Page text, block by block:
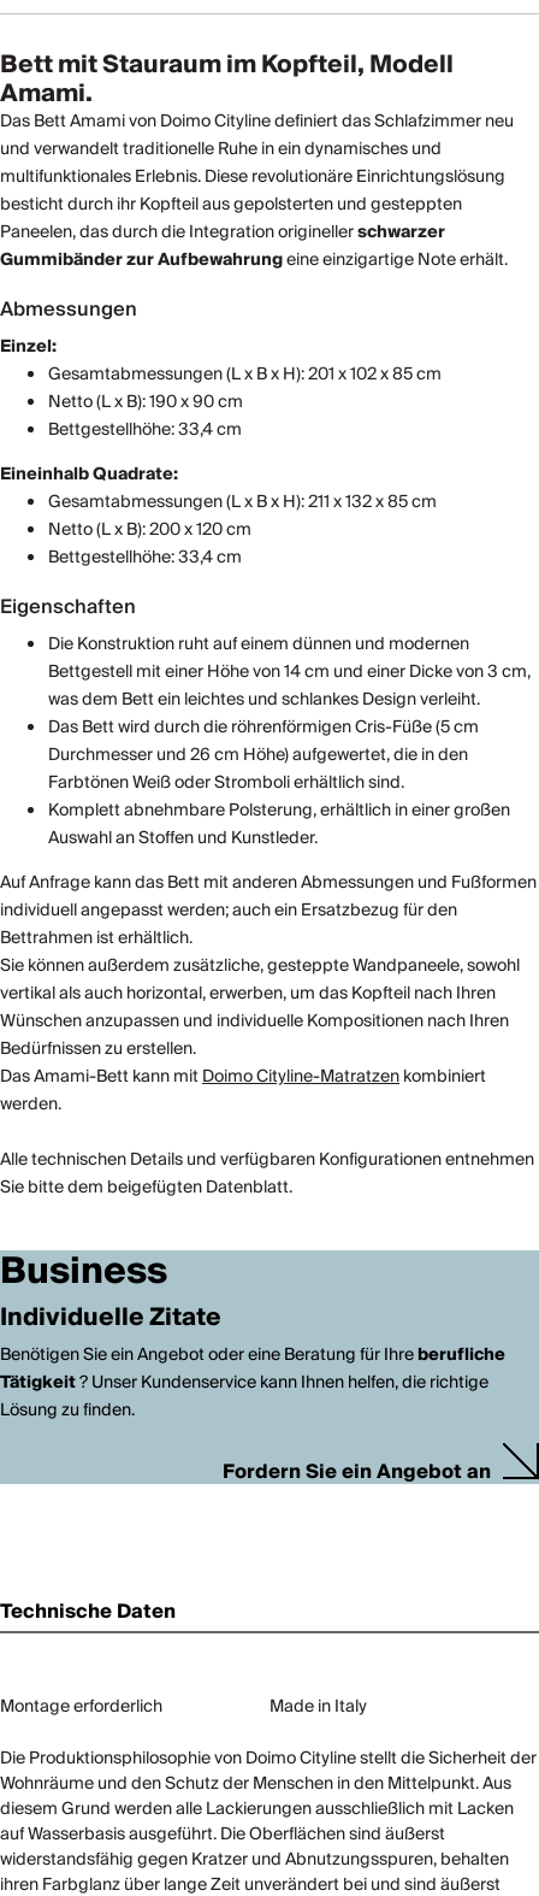
Bett mit Stauraum im Kopfteil, Modell
Amami.
Das Bett Amami von Doimo Cityline definiert das Schlafzimmer neu
und verwandelt traditionelle Ruhe in ein dynamisches und
multifunktionales Erlebnis. Diese revolutionäre Einrichtungslösung
besticht durch ihr Kopfteil aus gepolsterten und gesteppten
Paneelen, das durch die Integration originellerschwarzer
Gummibänder zur Aufbewahrungeine einzigartige Note erhält.
Abmessungen
Einzel:
Gesamtabmessungen (L x B x H): 201 x 102 x 85 cm
Netto (L x B): 190 x 90 cm
Bettgestellhöhe: 33,4 cm
Eineinhalb Quadrate:
Gesamtabmessungen (L x B x H): 211 x 132 x 85 cm
Netto (L x B): 200 x 120 cm
Bettgestellhöhe: 33,4 cm
Eigenschaften
Die Konstruktion ruht auf einem dünnen und modernen
Bettgestell mit einer Höhe von 14 cm und einer Dicke von 3 cm,
was dem Bett ein leichtes und schlankes Design verleiht.
Das Bett wird durch die röhrenförmigen Cris-Füße (5 cm
Durchmesser und 26 cm Höhe) aufgewertet, die in den
Farbtönen Weiß oder Stromboli erhältlich sind.
Komplett abnehmbare Polsterung, erhältlich in einer großen
Auswahl an Stoffen und Kunstleder.
Auf Anfrage kann das Bett mit anderen Abmessungen und Fußformen
individuell angepasst werden; auch ein Ersatzbezug für den
Bettrahmen ist erhältlich.
Sie können außerdem zusätzliche, gesteppte Wandpaneele, sowohl
vertikal als auch horizontal, erwerben, um das Kopfteil nach Ihren
Wünschen anzupassen und individuelle Kompositionen nach Ihren
Bedürfnissen zu erstellen.
Das Amami-Bett kann mitDoimo Cityline-Matratzenkombiniert
werden.
Alle technischen Details und verfügbaren Konfigurationen entnehmen
Sie bitte dem beigefügten Datenblatt.
Business
Individuelle Zitate
Benötigen Sie ein Angebot oder eine Beratung für Ihreberufliche
Tätigkeit? Unser Kundenservice kann Ihnen helfen, die richtige
Lösung zu finden.
Fordern Sie ein Angebot an
Technische Daten
Montage erforderlich
Made in Italy
Die Produktionsphilosophie von Doimo Cityline stellt die Sicherheit der
Wohnräume und den Schutz der Menschen in den Mittelpunkt. Aus
diesem Grund werden alle Lackierungen ausschließlich mit Lacken
auf Wasserbasis ausgeführt. Die Oberflächen sind äußerst
widerstandsfähig gegen Kratzer und Abnutzungsspuren, behalten
ihren Farbglanz über lange Zeit unverändert bei und sind äußerst